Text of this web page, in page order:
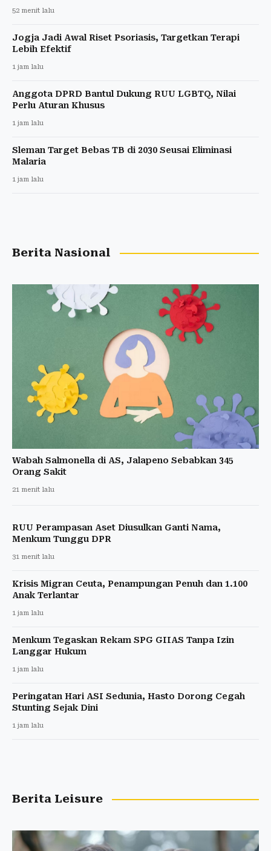
52 menit lalu
Jogja Jadi Awal Riset Psoriasis, Targetkan Terapi
Lebih Efektif
1 jam lalu
Anggota DPRD Bantul Dukung RUU LGBTQ, Nilai
Perlu Aturan Khusus
1 jam lalu
Sleman Target Bebas TB di 2030 Seusai Eliminasi
Malaria
1 jam lalu
Berita Nasional
Wabah Salmonella di AS, Jalapeno Sebabkan 345
Orang Sakit
21 menit lalu
RUU Perampasan Aset Diusulkan Ganti Nama,
Menkum Tunggu DPR
31 menit lalu
Krisis Migran Ceuta, Penampungan Penuh dan 1.100
Anak Terlantar
1 jam lalu
Menkum Tegaskan Rekam SPG GIIAS Tanpa Izin
Langgar Hukum
1 jam lalu
Peringatan Hari ASI Sedunia, Hasto Dorong Cegah
Stunting Sejak Dini
1 jam lalu
Berita Leisure